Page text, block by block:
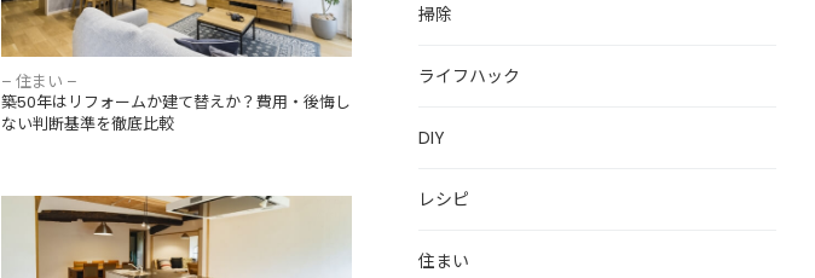
– 住まい –
築50年はリフォームか建て替えか？費用・後悔し
ない判断基準を徹底比較
中古マンションのリノベーションで起きた後
悔を網羅【対策も紹介】
掃除
ライフハック
DIY
レシピ
住まい